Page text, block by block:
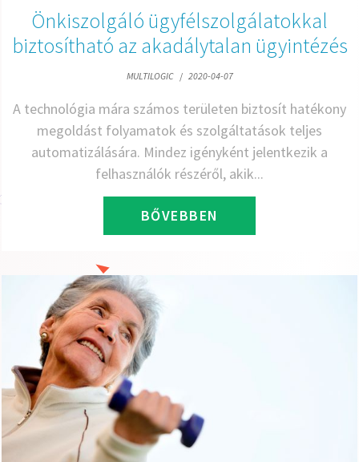
Önkiszolgáló ügyfélszolgálatokkal
biztosítható az akadálytalan ügyintézés
MULTILOGIC / 2020-04-07
A technológia mára számos területen biztosít hatékony
megoldást folyamatok és szolgáltatások teljes
automatizálására. Mindez igényként jelentkezik a
felhasználók részéről, akik...
BŐVEBBEN